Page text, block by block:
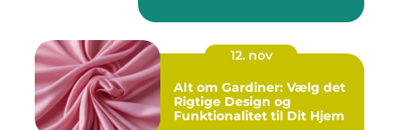
12. nov
Alt om Gardiner: Vælg det
Rigtige Design og
Funktionalitet til Dit Hjem